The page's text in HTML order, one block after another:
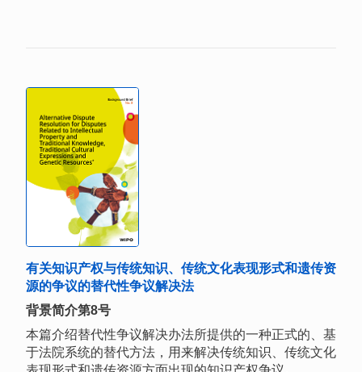
有关知识产权与传统知识、传统文化表现形式和遗传资
源的争议的替代性争议解决法
背景简介第8号
本篇介绍替代性争议解决办法所提供的一种正式的、基
于法院系统的替代方法，用来解决传统知识、传统文化